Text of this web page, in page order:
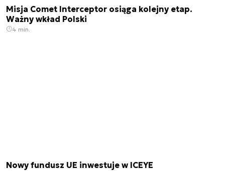
Misja Comet Interceptor osiąga kolejny etap.
Ważny wkład Polski
4 min.
Nowy fundusz UE inwestuje w ICEYE